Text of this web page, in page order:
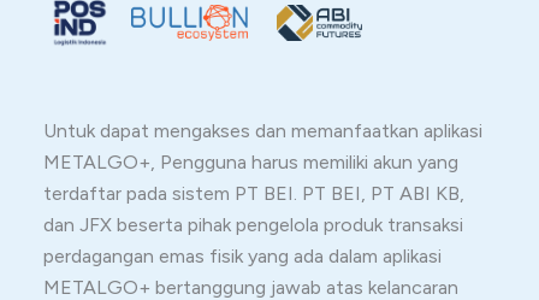
Untuk dapat mengakses dan memanfaatkan aplikasi
METALGO+, Pengguna harus memiliki akun yang
terdaftar pada sistem PT BEI. PT BEI, PT ABI KB,
dan JFX beserta pihak pengelola produk transaksi
perdagangan emas fisik yang ada dalam aplikasi
METALGO+ bertanggung jawab atas kelancaran